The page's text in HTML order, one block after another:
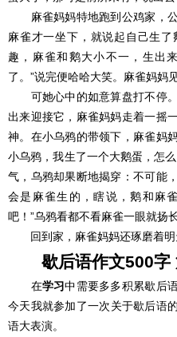
麻雀妈妈特地跑到公鸡家，公
麻雀才一坐下，就说起自己生
趣，麻雀和鹅大小不一，生出
了。”说完便哈哈大笑。麻雀妈妈
可她心中的如意算盘打不停。
出来迎接它，麻雀妈妈走着一摇
神。在小乌鸦的带领下，麻雀妈
小乌鸦，我生了一个大鹅蛋，怎
气，乌鸦却果断地揭穿：不可能
会是麻雀生的，瞎说，鹅和麻
吧！”乌鸦看都不看麻雀一眼就扬
回到家，麻雀妈妈还琢磨着明
歇后语作文500字
在学习中需要多多积累歇后
今天我就参加了一次关于歇后
语大表演。